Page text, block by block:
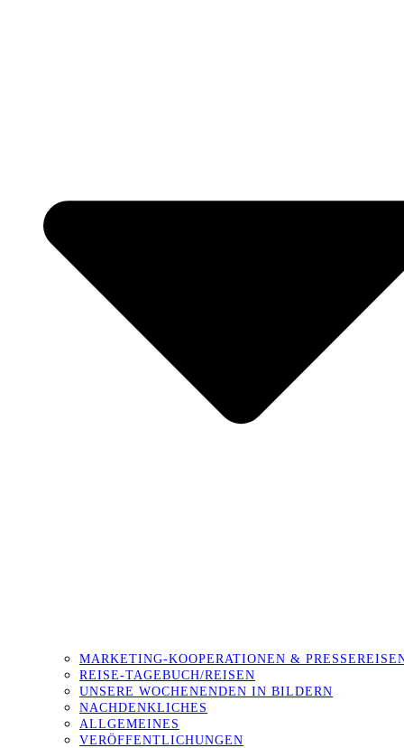
MARKETING-KOOPERATIONEN &
REISE-TAGEBUCH/REISEN
UNSERE WOCHENENDEN IN BILDERN
NACHDENKLICHES
ALLGEMEINES
VERÖFFENTLICHUNGEN